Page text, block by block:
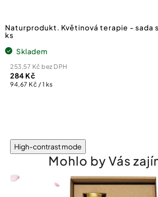
Naturprodukt. Květinová terapie - sada
ks
Skladem
253,57 Kč bez DPH
284 Kč
Měrná
94,67 Kč / 1 ks
High-contrast mode
Mohlo by Vás